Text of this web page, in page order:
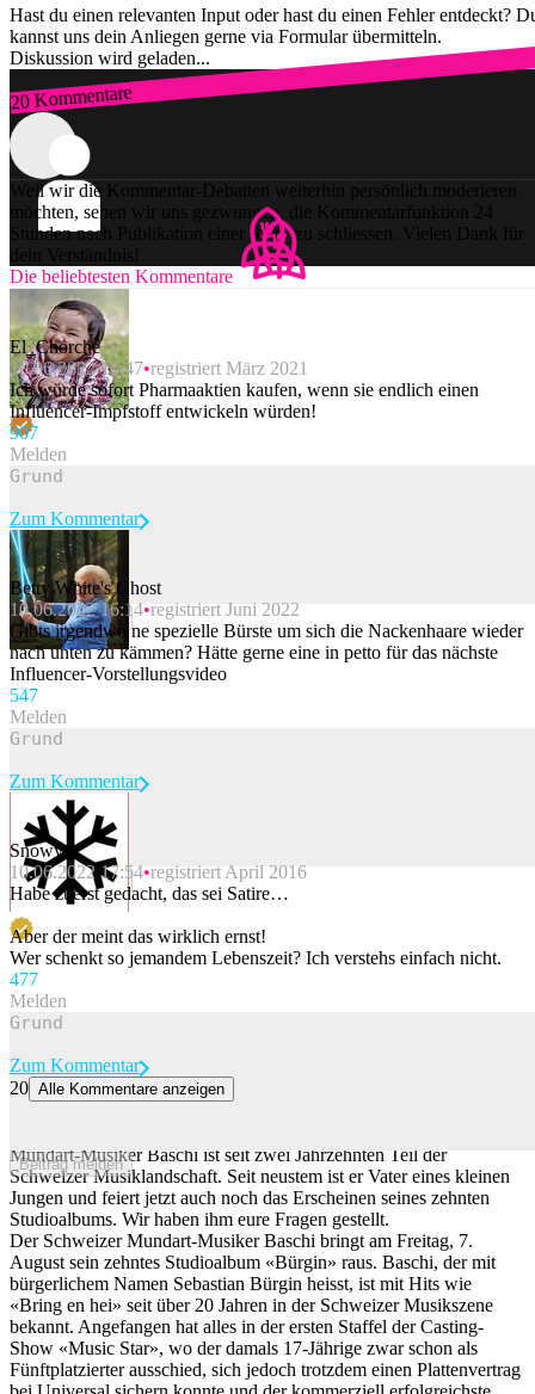
Hast du einen relevanten Input oder hast du einen Fehler entdeckt?
kannst uns dein Anliegen gerne via Formular übermitteln.
Diskussion wird geladen...
20 Kommentare
Zum Login
Weil wir die Kommentar-Debatten weiterhin persönlich moderieren
möchten, sehen wir uns gezwungen, die Kommentarfunktion 24
Stunden nach Publikation einer Story zu schliessen. Vielen Dank für
dein Verständnis!
Die beliebtesten Kommentare
El_Chorche
10.06.2022 15:47 registriert März 2021
Ich würde sofort Pharmaaktien kaufen, wenn sie endlich einen
Influencer-Impfstoff entwickeln würden!
907
Melden
Beitrag melden
Zum Kommentar
Betty White's Ghost
10.06.2022 16:14 registriert Juni 2022
Gibts irgendwo ne spezielle Bürste um sich die Nackenhaare wieder
nach unten zu kämmen? Hätte gerne eine in petto für das nächste
Influencer-Vorstellungsvideo
547
Melden
Beitrag melden
Zum Kommentar
Snowy
10.06.2022 17:54 registriert April 2016
Habe zuerst gedacht, das sei Satire…
Aber der meint das wirklich ernst!
Wer schenkt so jemandem Lebenszeit? Ich verstehs einfach nicht.
477
Melden
Beitrag melden
Zum Kommentar
20 Alle Kommentare anzeigen
Mundart-Musiker Baschi ist seit zwei Jahrzehnten Teil der
Schweizer Musiklandschaft. Seit neustem ist er Vater eines kleinen
Jungen und feiert jetzt auch noch das Erscheinen seines zehnten
Studioalbums. Wir haben ihm eure Fragen gestellt.
Der Schweizer Mundart-Musiker Baschi bringt am Freitag, 7.
August sein zehntes Studioalbum «Bürgin» raus. Baschi, der mit
bürgerlichem Namen Sebastian Bürgin heisst, ist mit Hits wie
«Bring en hei» seit über 20 Jahren in der Schweizer Musikszene
bekannt. Angefangen hat alles in der ersten Staffel der Casting-
Show «Music Star», wo der damals 17-Jährige zwar schon als
Fünftplatzierter ausschied, sich jedoch trotzdem einen Plattenvertrag